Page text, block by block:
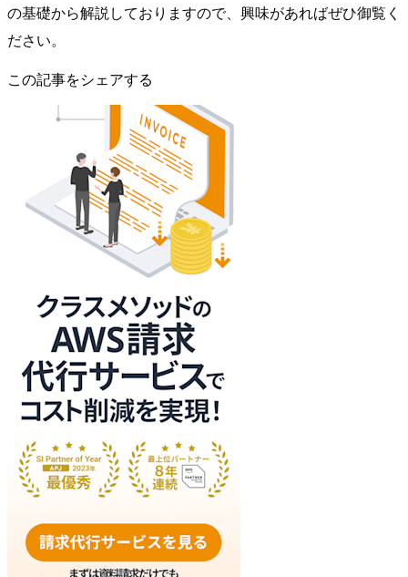
の基礎から解説しておりますので、興味があればぜひ御覧く
ださい。
この記事をシェアする